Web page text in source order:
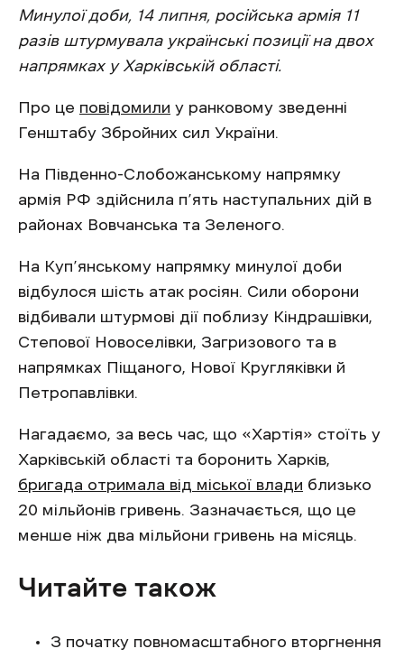
Минулої доби, 14 липня, російська армія 11
разів штурмувала українські позиції на двох
напрямках у Харківській області.
Про це повідомили у ранковому зведенні
Генштабу Збройних сил України.
На Південно-Слобожанському напрямку
армія РФ здійснила п’ять наступальних дій в
районах Вовчанська та Зеленого.
На Куп’янському напрямку минулої доби
відбулося шість атак росіян. Сили оборони
відбивали штурмові дії поблизу Кіндрашівки,
Степової Новоселівки, Загризового та в
напрямках Піщаного, Нової Кругляківки й
Петропавлівки.
Нагадаємо, за весь час, що «Хартія» стоїть у
Харківській області та боронить Харків,
бригада отримала від міської влади близько
20 мільйонів гривень. Зазначається, що це
менше ніж два мільйони гривень на місяць.
Читайте також
З початку повномасштабного вторгнення